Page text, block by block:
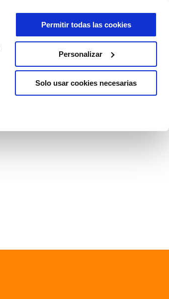
Permitir todas las cookies
Personalizar
Solo usar cookies necesarias